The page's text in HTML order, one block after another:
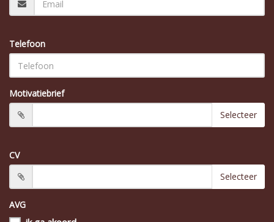
Telefoon
Motivatiebrief
Selecteer
CV
Selecteer
AVG